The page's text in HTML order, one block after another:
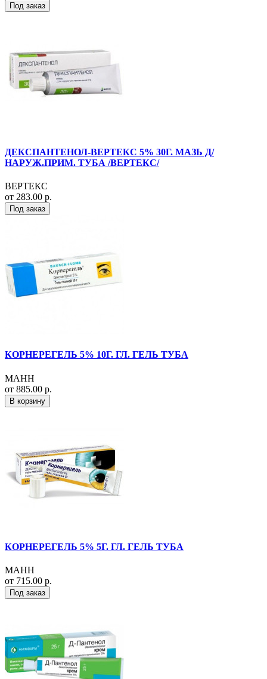
Под заказ
ДЕКСПАНТЕНОЛ-ВЕРТЕКС 5% 30Г. МАЗЬ Д/
НАРУЖ.ПРИМ. ТУБА /ВЕРТЕКС/
ВЕРТЕКС
от 283.00 р.
Под заказ
КОРНЕРЕГЕЛЬ 5% 10Г. ГЛ. ГЕЛЬ ТУБА
МАНН
от 885.00 р.
В корзину
КОРНЕРЕГЕЛЬ 5% 5Г. ГЛ. ГЕЛЬ ТУБА
МАНН
от 715.00 р.
Под заказ